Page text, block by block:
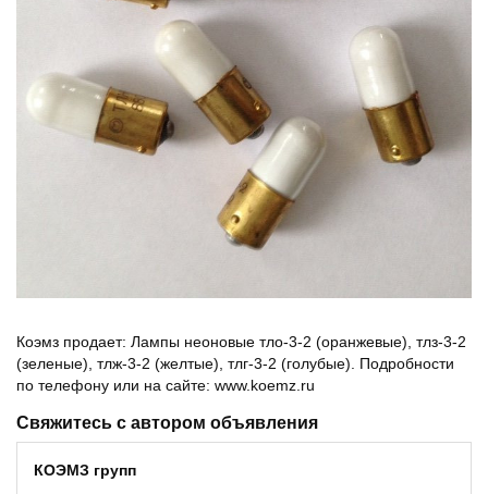
Коэмз продает: Лампы неоновые тло-3-2 (оранжевые), тлз-3-2
(зеленые), тлж-3-2 (желтые), тлг-3-2 (голубые). Подробности
по телефону или на сайте: www.koemz.ru
Свяжитесь с автором объявления
КОЭМЗ групп